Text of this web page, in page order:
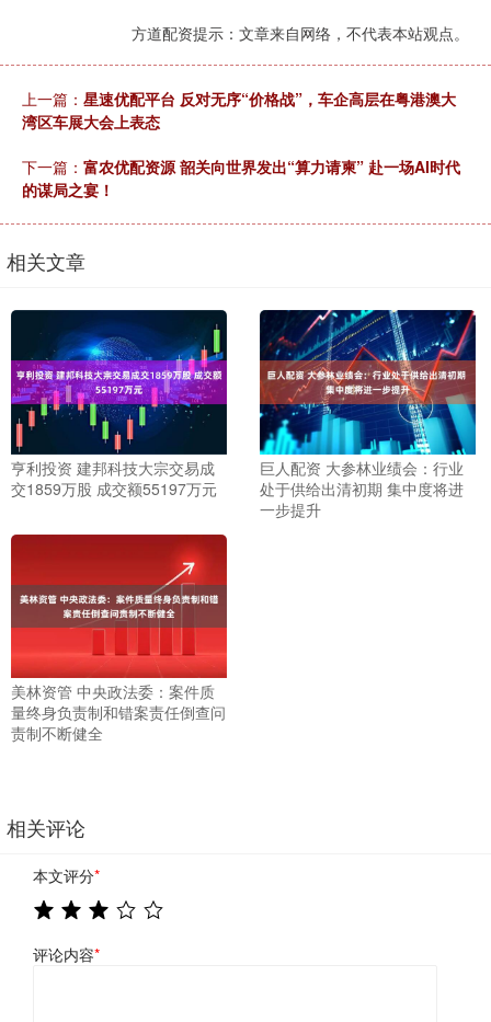
方道配资提示：文章来自网络，不代表本站观点。
上一篇： 星速优配平台 反对无序“价格战”，车企高层在粤港澳大
湾区车展大会上表态
下一篇： 富农优配资源 韶关向世界发出“算力请柬” 赴一场AI时代
的谋局之宴！
相关文章
亨利投资 建邦科技大宗交易成
交1859万股 成交额55197万元
巨人配资 大参林业绩会：行业
处于供给出清初期 集中度将进
一步提升
美林资管 中央政法委：案件质
量终身负责制和错案责任倒查问
责制不断健全
相关评论
本文评分*
评论内容*